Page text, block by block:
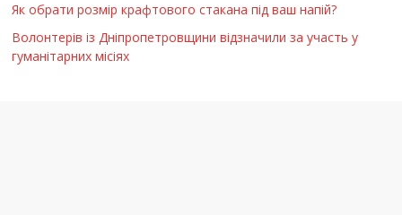
Як обрати розмір крафтового стакана під ваш напій?
Волонтерів із Дніпропетровщини відзначили за участь у
гуманітарних місіях